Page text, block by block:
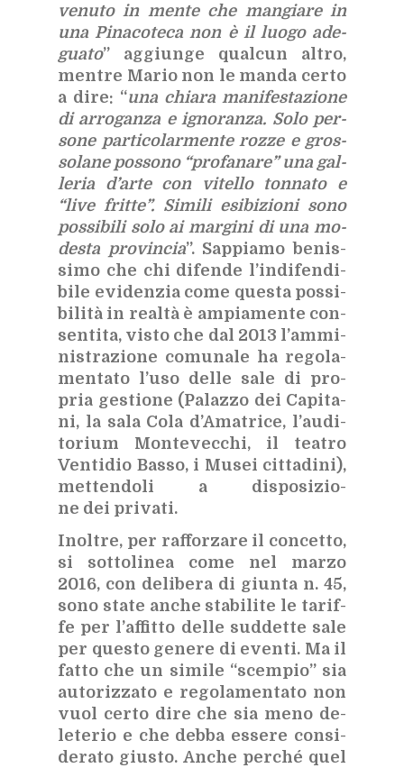
ve­nu­to in men­te che man­gia­re in
una Pi­na­co­te­ca non è il luo­go ade­
gua­to” ag­giun­ge qual­cun al­tro,
men­tre Ma­rio non le man­da cer­to
a dire: “una chia­ra ma­ni­fe­sta­zio­ne
di ar­ro­gan­za e igno­ran­za. Solo per­
so­ne par­ti­co­lar­men­te roz­ze e gros­
so­la­ne pos­so­no “pro­fa­na­re” una gal­
le­ria d’ar­te con vi­tel­lo ton­na­to e
“live frit­te”. Si­mi­li esi­bi­zio­ni sono
pos­si­bi­li solo ai mar­gi­ni di una mo­
de­sta pro­vin­cia”. Sap­pia­mo be­nis­
si­mo che chi di­fen­de l’in­di­fen­di­
bi­le evi­den­zia come que­sta pos­si­
bi­li­tà in real­tà è am­pia­men­te con­
sen­ti­ta, vi­sto che dal 2013 l’am­mi­
ni­stra­zio­ne co­mu­na­le ha re­go­la­
men­ta­to l’u­so del­le sale di pro­
pria ge­stio­ne (Pa­laz­zo dei Ca­pi­ta­
ni, la sala Cola d’A­ma­tri­ce, l’au­di­
to­rium Mon­te­vec­chi, il tea­tro
Ven­ti­dio Bas­so, i Mu­sei cit­ta­di­ni),
met­ten­do­li a di­spo­si­zio­
ne dei pri­va­ti.
Inol­tre, per raf­for­za­re il con­cet­to,
si sot­to­li­nea come nel mar­zo
2016, con de­li­be­ra di giun­ta n. 45,
sono sta­te an­che sta­bi­li­te le ta­rif­
fe per l’af­fit­to del­le sud­det­te sale
per que­sto ge­ne­re di even­ti. Ma il
fat­to che un si­mi­le “scem­pio” sia
au­to­riz­za­to e re­go­la­men­ta­to non
vuol cer­to dire che sia meno de­
le­te­rio e che deb­ba es­se­re con­si­
de­ra­to giu­sto. An­che per­ché quel